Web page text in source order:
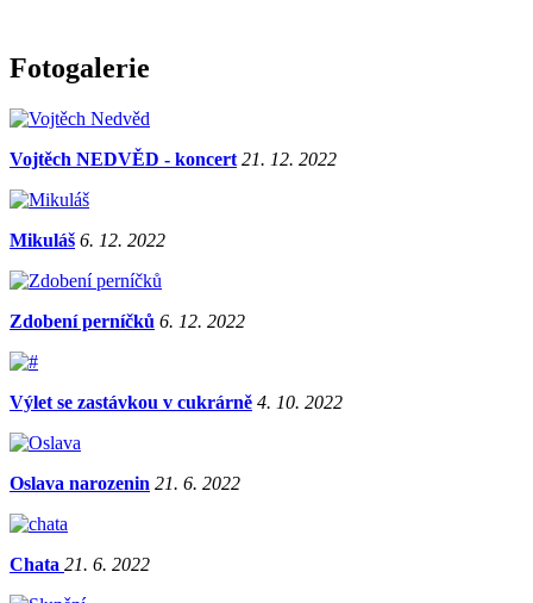
Fotogalerie
Vojtěch NEDVĚD - koncert 21. 12. 2022
Mikuláš 6. 12. 2022
Zdobení perníčků 6. 12. 2022
Výlet se zastávkou v cukrárně 4. 10. 2022
Oslava narozenin 21. 6. 2022
Chata 21. 6. 2022